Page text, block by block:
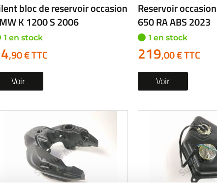
bloc de reservoir occasion
K 1200 S 2006
1 en stock
,90 € TTC
Voir
Reservoir
650 RA ABS 2023
1 en stock
219,00 € TTC
Voir